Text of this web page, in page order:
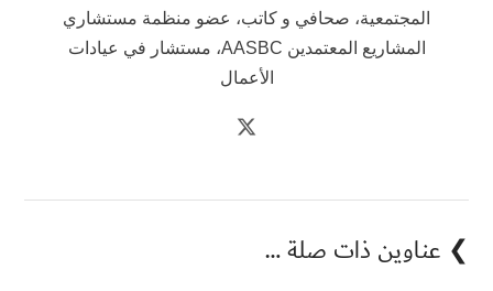
المجتمعية، صحافي و كاتب، عضو منظمة مستشاري
المشاريع المعتمدين AASBC، مستشار في عيادات
الأعمال
❯ عناوين ذات صلة …